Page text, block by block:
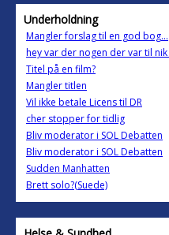
Underholdning
Mangler forslag til en god bog...
hey var der nogen der var til
Titel på en film?
Mangler titlen
Vil ikke betale Licens til DR
cher stopper for tidlig
Bliv moderator i SOL Debatten
Bliv moderator i SOL Debatten
Sudden Manhatten
Brett solo?(Suede)